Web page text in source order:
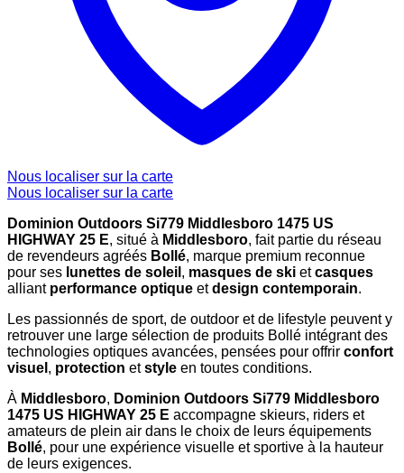
Nous localiser sur la carte
Nous localiser sur la carte
Dominion Outdoors Si779 Middlesboro 1475 US
HIGHWAY 25 E, situé à Middlesboro, fait partie du réseau
de revendeurs agréés Bollé, marque premium reconnue
pour ses lunettes de soleil , masques de ski etcasques
alliant performance optique etdesign contemporain.
Les passionnés de sport, de outdoor et de lifestyle peuvent y
retrouver une large sélection de produits Bollé intégrant des
technologies optiques avancées, pensées pour offrir confort
visuel , protection etstyle en toutes conditions.
À Middlesboro, Dominion Outdoors Si779 Middlesboro
1475 US HIGHWAY 25 E accompagne skieurs, riders et
amateurs de plein air dans le choix de leurs équipements
Bollé, pour une expérience visuelle et sportive à la hauteur
de leurs exigences.